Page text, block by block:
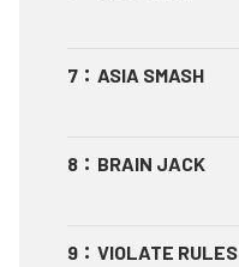
7 ： ASIA SMASH
8 ： BRAIN JACK
9 ： VIOLATE RULES